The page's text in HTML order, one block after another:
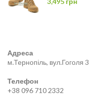
Адреса
м.Тернопіль, вул.Гоголя 3
Телефон
+38 096 710 2332